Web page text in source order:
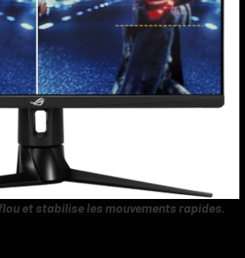
et stabilise les mouvements rapides.